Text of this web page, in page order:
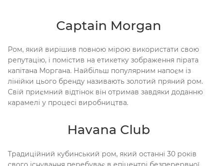
Captain Morgan
Ром, який вирішив повною мірою використати свою
репутацію, і помістив на етикетку зображення пірата
капітана Моргана. Найбільш популярним напоєм із
лінійки цього бренду називають золотий пряний ром.
Свій приємний відтінок він отримав завдяки доданню
карамелі у процесі виробництва.
Havana Club
Традиційний кубинський ром, який останні 30 років